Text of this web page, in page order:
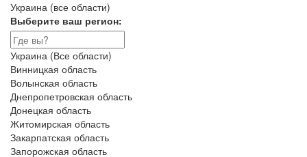
Украина (все области)
Выберите ваш регион:
Украина (Все области)
Винницкая область
Волынская область
Днепропетровская область
Донецкая область
Житомирская область
Закарпатская область
Запорожская область